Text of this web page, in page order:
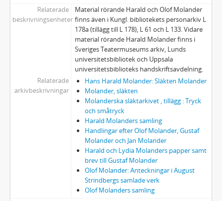
26a:47 - Molander, Olof: VARIA. De Quincey och Ett Drömspel
26a:48 - MEDDELELSER fra Den Danske Frimurerorden. Nr 49. Aug. 1962
26a:49 - Müllertz, Mogens: Sokrates. REJSEBREV FRA ATHEN.
26a:50 - ROBERT BURNS. 200 aar
26a:51 - DE FIRE SHAKESPEARE FOLIOER
26a:52 - Neiiendam, Robert: NOGLE FORBINDELSER MELLEM SVENSK OG DANSK TEATER. 1936
26a:53 - Neergaard, Ebbe: TEATRET OG DE MODERNE KUNSTRETNINGER. 1954
26a:54 - Nordström, Ludvig: DIKTENS FÖRNYELSE. 1920
26a:55 - Ollén, Gunnar: VANDRING I VAKEN DRÖM. Kring Strindbergs Ett Drömspel
26a:56 - ORD och BILD. 1946
26a:57 - Rieber -Mohn, H.: TEATRET - ET ALMENMENNESKELIG ANLIGGENDE?
26a:58 - Schindler, Peter: TRE KVAD FRA DET NYE TESTAMENTE. Julehilsen 1950. Privattryck.
26a:59 - Stiernstedt, Marika. TILL 70-ÅRSDAGEN. [Om Sven Lidman]
26a:60 - Sjöblom, Axel: TORE STRINDBERG
26a:61 - SWEDISH THEATRE SUEDOIS. 1963
26a:62 - DEN SVENSKA SCENISKA KONSTENS FRÄMJANDE. Redogörelse över frågans behandling vid 1927 års riksdag.
26a:63 - Sletbak, Nils: OMKRING DEN SVENSKE OKKUPASJONEN I OPPDAL I 1718. Armfeldt-toget og Oppdal
Relaterade
beskrivningsenheter
Material rörande Harald och Olof Molander
finns även i Kungl. bibliotekets personarkiv L
178a (tillägg till L 178), L 61 och L 133. Vidare
material rörande Harald Molander finns i
Sveriges Teatermuseums arkiv, Lunds
universitetsbibliotek och Uppsala
universitetsbiblioteks handskriftsavdelning.
Relaterade
arkivbeskrivningar
Hans Harald Molander: Släkten Molander
Molander, släkten
Molanderska släktarkivet , tillägg : Tryck
och småtryck
Harald Molanders samling
Handlingar efter Olof Molander, Gustaf
Molander och Jan Molander
Harald och Lydia Molanders papper samt
brev till Gustaf Molander
Olof Molander: Anteckningar i August
Strindbergs samlade verk
Olof Molanders samling